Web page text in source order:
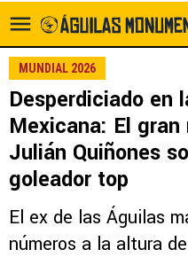
MUNDIAL 2026
Desperdiciado en
Mexicana: El
Julián Quiñones
goleador top
El ex de las Águilas
números a la altura